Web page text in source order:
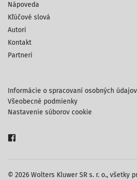
Nápoveda
Kľúčové slová
Autori
Kontakt
Partneri
© 2026 Wolters Kluwer SR s. r. o., všetky
Informácie o spracovaní osobných údajov
Všeobecné podmienky
Nastavenie súborov cookie